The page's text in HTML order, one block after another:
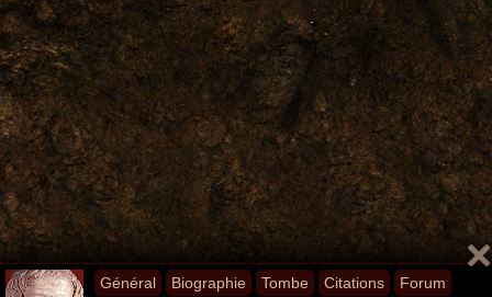
Général Biographie Tombe Citations Forum